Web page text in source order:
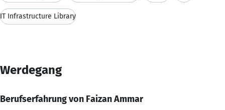
IT Infrastructure Library
Werdegang
Berufserfahrung von Faizan Ammar